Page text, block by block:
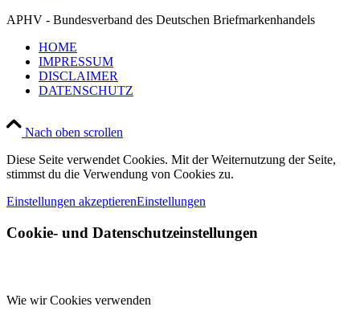
APHV - Bundesverband des Deutschen Briefmarkenhandels
HOME
IMPRESSUM
DISCLAIMER
DATENSCHUTZ
Nach oben scrollen
Diese Seite verwendet Cookies. Mit der Weiternutzung der Seite,
stimmst du die Verwendung von Cookies zu.
Einstellungen akzeptierenEinstellungen
Cookie- und Datenschutzeinstellungen
Wie wir Cookies verwenden